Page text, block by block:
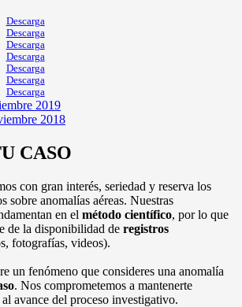
Descarga
Descarga
Descarga
Descarga
Descarga
Descarga
Descarga
2019
2018
CASO
con gran interés, seriedad y reserva los
sobre anomalías aéreas. Nuestras
en el método científico, por lo que
de la disponibilidad de registros
fotografías, videos).
un fenómeno que consideres una anomalía
. Nos comprometemos a mantenerte
avance del proceso investigativo.